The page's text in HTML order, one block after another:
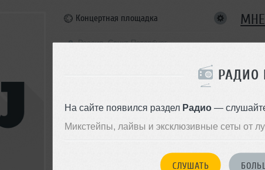
РАДИО
На сайте появился раздел Радио—
Микстейпы, лайвы и эксклюзивные сеты от
СЛУШАТЬ
Концертная площадка
Россия, Санкт-Петербург
МНЕ
ЗДЕСЬ ВЫСТУПАЛИ:
,Sofia Rodina, Philipp